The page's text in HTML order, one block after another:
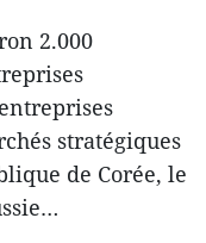
2.000
stratégiques
de Corée, le